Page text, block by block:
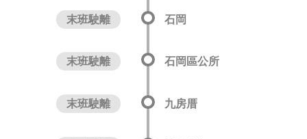
末班駛離 石岡
末班駛離 石岡區公所
末班駛離 九房厝